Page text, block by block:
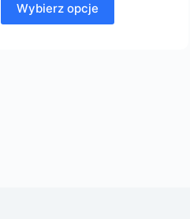
Wybierz opcje